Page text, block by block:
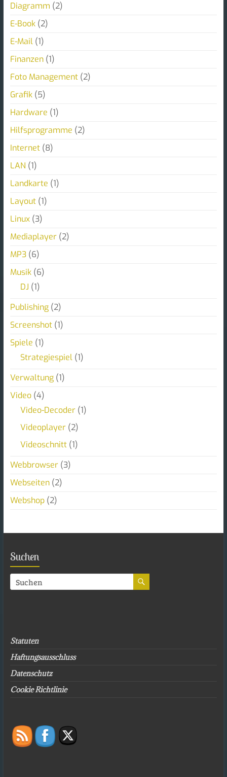
Diagramm (2)
E-Book(2)
E-Mail(1)
Finanzen(1)
Foto Management(2)
Grafik(5)
Hardware (1)
Hilfsprogramme (2)
Internet(8)
LAN (1)
Landkarte (1)
Layout(1)
Linux(3)
Mediaplayer(2)
MP3(6)
Musik(6)
DJ (1)
Publishing(2)
Screenshot(1)
Spiele (1)
Strategiespiel(1)
Verwaltung(1)
Video(4)
Video-Decoder(1)
Videoplayer(2)
Videoschnitt(1)
Webbrowser(3)
Webseiten(2)
Webshop(2)
Suchen
Statuten
Haftungsausschluss
Datenschutz
Cookie Richtlinie